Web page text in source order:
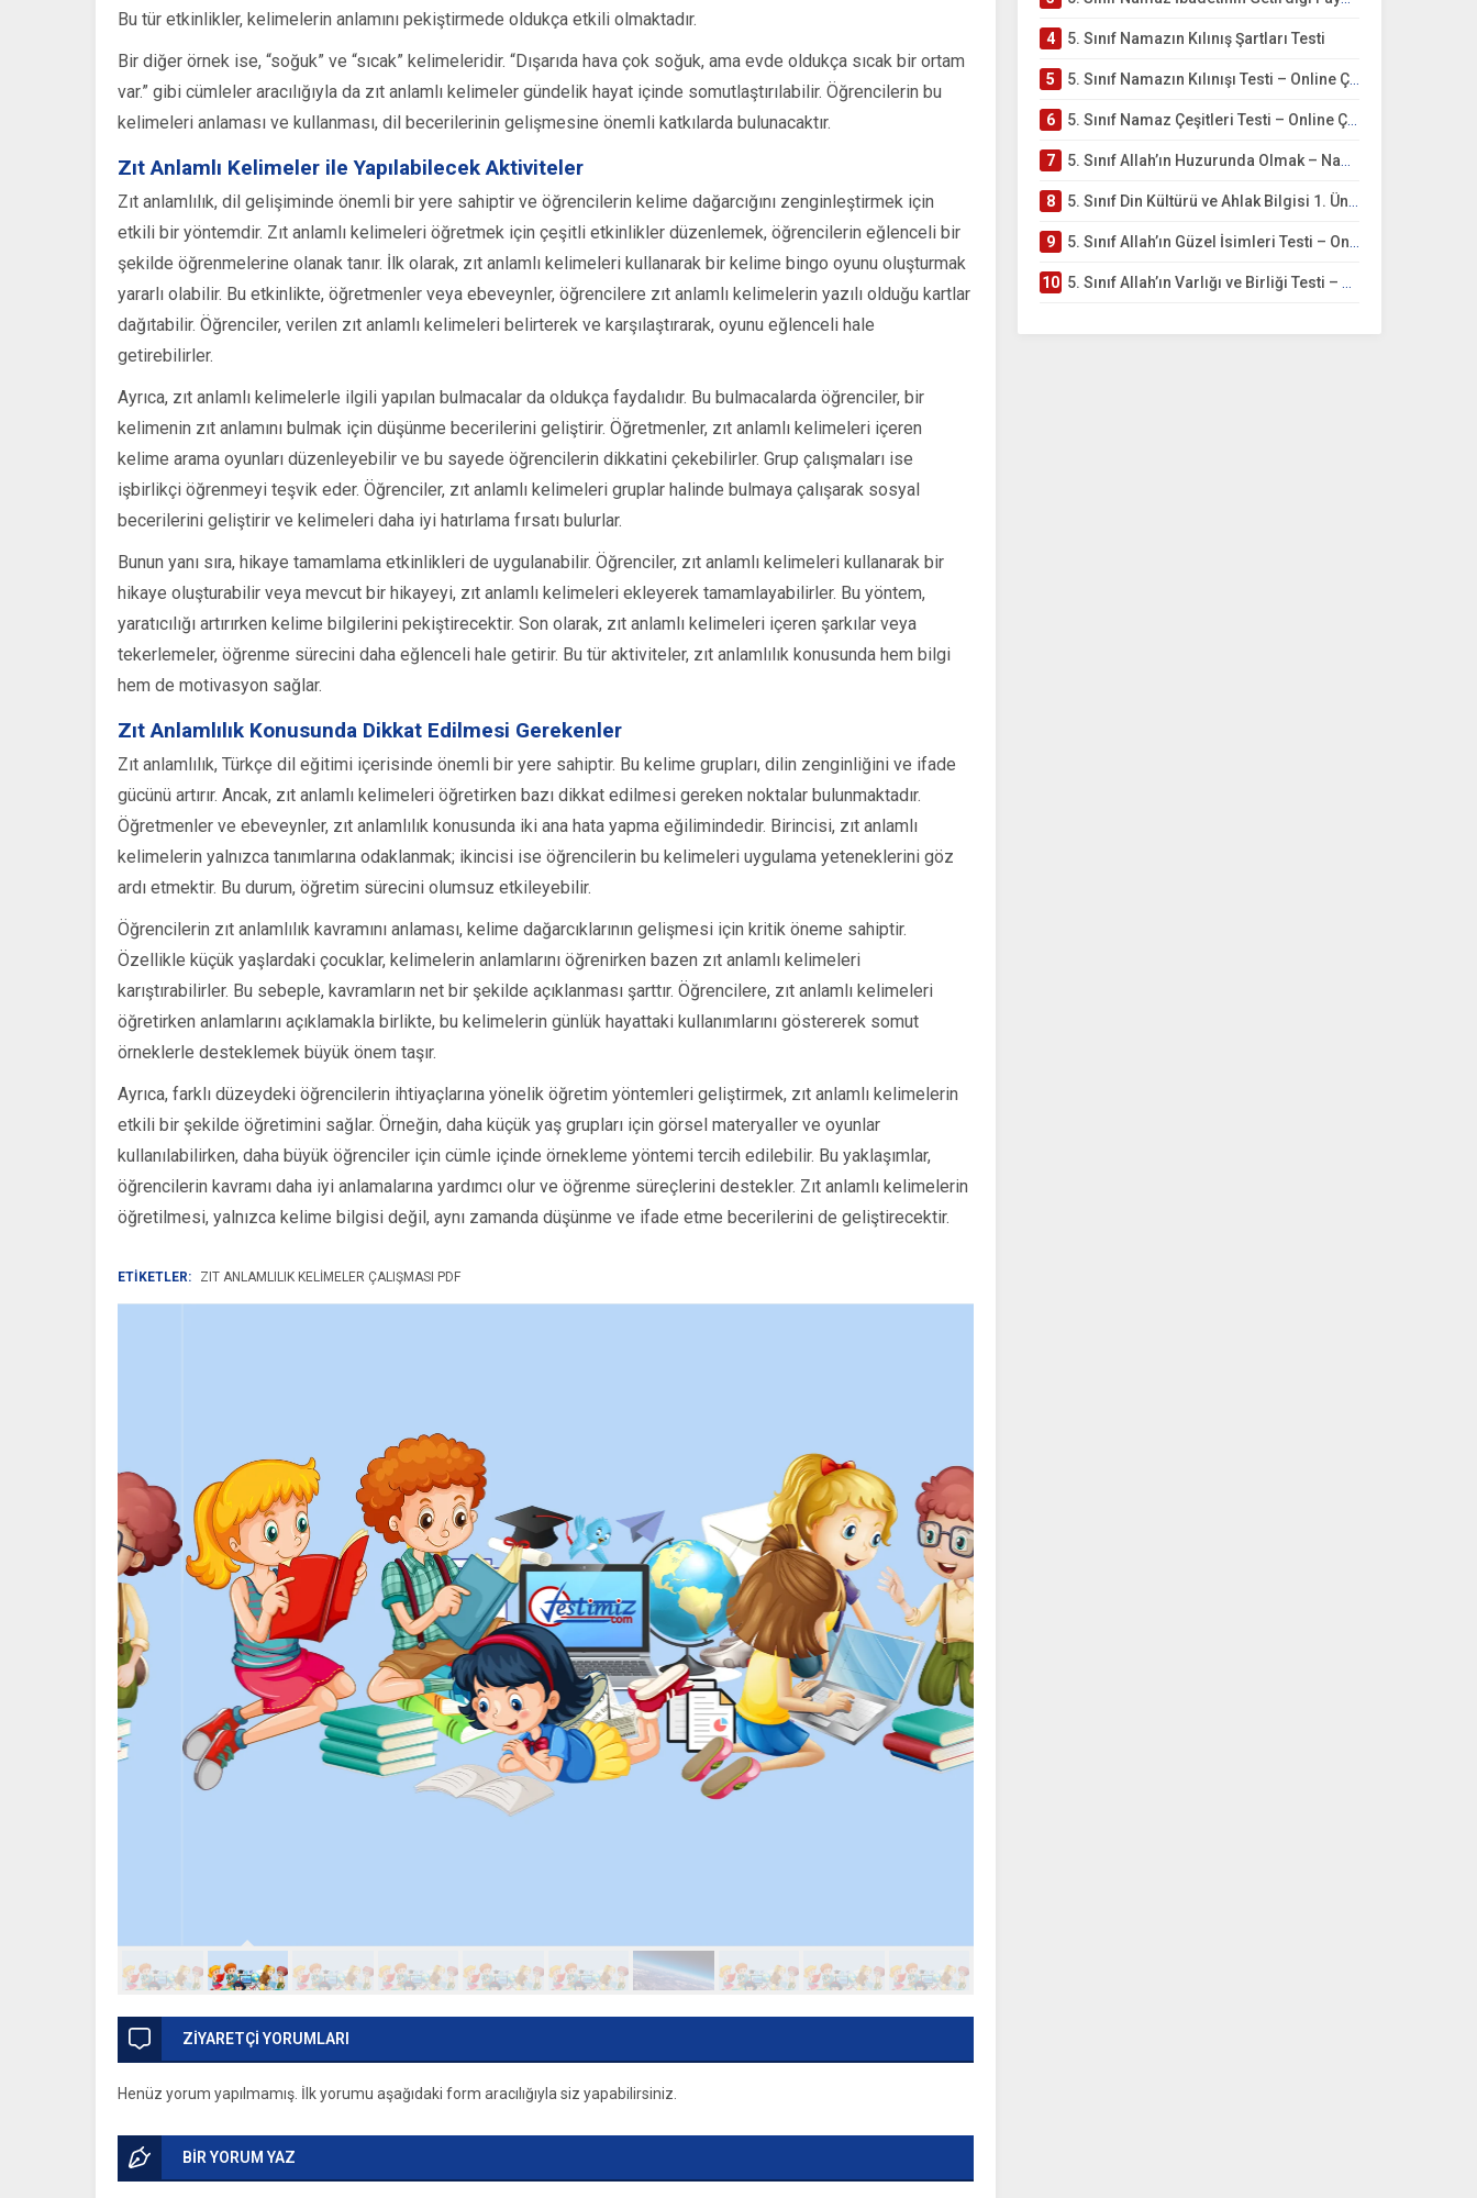
4 5. Sınıf Namazın Kılınış Şartları Testi
5 5. Sınıf Namazın Kılınışı Testi – Online Çöz
6 5. Sınıf Namaz Çeşitleri Testi – Online Çöz
7 5. Sınıf Allah’ın Huzurunda Olmak – Namaz İbadeti Testi
8 5. Sınıf Din Kültürü ve Ahlak Bilgisi 1. Ünite: Allah İnancı Çalışmaları
9 5. Sınıf Allah’ın Güzel İsimleri Testi – Online Çöz
10 5. Sınıf Allah’ın Varlığı ve Birliği Testi – Online Çöz
Bu tür etkinlikler, kelimelerin anlamını pekiştirmede oldukça etkili olmaktadır.
Bir diğer örnek ise, “soğuk” ve “sıcak” kelimeleridir. “Dışarıda hava çok soğuk, ama evde oldukça sıcak bir ortam
var.” gibi cümleler aracılığıyla da zıt anlamlı kelimeler gündelik hayat içinde somutlaştırılabilir. Öğrencilerin bu
kelimeleri anlaması ve kullanması, dil becerilerinin gelişmesine önemli katkılarda bulunacaktır.
Zıt Anlamlı Kelimeler ile Yapılabilecek Aktiviteler
Zıt anlamlılık, dil gelişiminde önemli bir yere sahiptir ve öğrencilerin kelime dağarcığını zenginleştirmek için
etkili bir yöntemdir. Zıt anlamlı kelimeleri öğretmek için çeşitli etkinlikler düzenlemek, öğrencilerin eğlenceli bir
şekilde öğrenmelerine olanak tanır. İlk olarak, zıt anlamlı kelimeleri kullanarak bir kelime bingo oyunu oluşturmak
yararlı olabilir. Bu etkinlikte, öğretmenler veya ebeveynler, öğrencilere zıt anlamlı kelimelerin yazılı olduğu kartlar
dağıtabilir. Öğrenciler, verilen zıt anlamlı kelimeleri belirterek ve karşılaştırarak, oyunu eğlenceli hale
getirebilirler.
Ayrıca, zıt anlamlı kelimelerle ilgili yapılan bulmacalar da oldukça faydalıdır. Bu bulmacalarda öğrenciler, bir
kelimenin zıt anlamını bulmak için düşünme becerilerini geliştirir. Öğretmenler, zıt anlamlı kelimeleri içeren
kelime arama oyunları düzenleyebilir ve bu sayede öğrencilerin dikkatini çekebilirler. Grup çalışmaları ise
işbirlikçi öğrenmeyi teşvik eder. Öğrenciler, zıt anlamlı kelimeleri gruplar halinde bulmaya çalışarak sosyal
becerilerini geliştirir ve kelimeleri daha iyi hatırlama fırsatı bulurlar.
Bunun yanı sıra, hikaye tamamlama etkinlikleri de uygulanabilir. Öğrenciler, zıt anlamlı kelimeleri kullanarak bir
hikaye oluşturabilir veya mevcut bir hikayeyi, zıt anlamlı kelimeleri ekleyerek tamamlayabilirler. Bu yöntem,
yaratıcılığı artırırken kelime bilgilerini pekiştirecektir. Son olarak, zıt anlamlı kelimeleri içeren şarkılar veya
tekerlemeler, öğrenme sürecini daha eğlenceli hale getirir. Bu tür aktiviteler, zıt anlamlılık konusunda hem bilgi
hem de motivasyon sağlar.
Zıt Anlamlılık Konusunda Dikkat Edilmesi Gerekenler
Zıt anlamlılık, Türkçe dil eğitimi içerisinde önemli bir yere sahiptir. Bu kelime grupları, dilin zenginliğini ve ifade
gücünü artırır. Ancak, zıt anlamlı kelimeleri öğretirken bazı dikkat edilmesi gereken noktalar bulunmaktadır.
Öğretmenler ve ebeveynler, zıt anlamlılık konusunda iki ana hata yapma eğilimindedir. Birincisi, zıt anlamlı
kelimelerin yalnızca tanımlarına odaklanmak; ikincisi ise öğrencilerin bu kelimeleri uygulama yeteneklerini göz
ardı etmektir. Bu durum, öğretim sürecini olumsuz etkileyebilir.
Öğrencilerin zıt anlamlılık kavramını anlaması, kelime dağarcıklarının gelişmesi için kritik öneme sahiptir.
Özellikle küçük yaşlardaki çocuklar, kelimelerin anlamlarını öğrenirken bazen zıt anlamlı kelimeleri
karıştırabilirler. Bu sebeple, kavramların net bir şekilde açıklanması şarttır. Öğrencilere, zıt anlamlı kelimeleri
öğretirken anlamlarını açıklamakla birlikte, bu kelimelerin günlük hayattaki kullanımlarını göstererek somut
örneklerle desteklemek büyük önem taşır.
Ayrıca, farklı düzeydeki öğrencilerin ihtiyaçlarına yönelik öğretim yöntemleri geliştirmek, zıt anlamlı kelimelerin
etkili bir şekilde öğretimini sağlar. Örneğin, daha küçük yaş grupları için görsel materyaller ve oyunlar
kullanılabilirken, daha büyük öğrenciler için cümle içinde örnekleme yöntemi tercih edilebilir. Bu yaklaşımlar,
öğrencilerin kavramı daha iyi anlamalarına yardımcı olur ve öğrenme süreçlerini destekler. Zıt anlamlı kelimelerin
öğretilmesi, yalnızca kelime bilgisi değil, aynı zamanda düşünme ve ifade etme becerilerini de geliştirecektir.
ETİKETLER: ZIT ANLAMLILIK KELIMELER ÇALIŞMASI PDF
ZİYARETÇİ YORUMLARI
Henüz yorum yapılmamış. İlk yorumu aşağıdaki form aracılığıyla siz yapabilirsiniz.
BİR YORUM YAZ